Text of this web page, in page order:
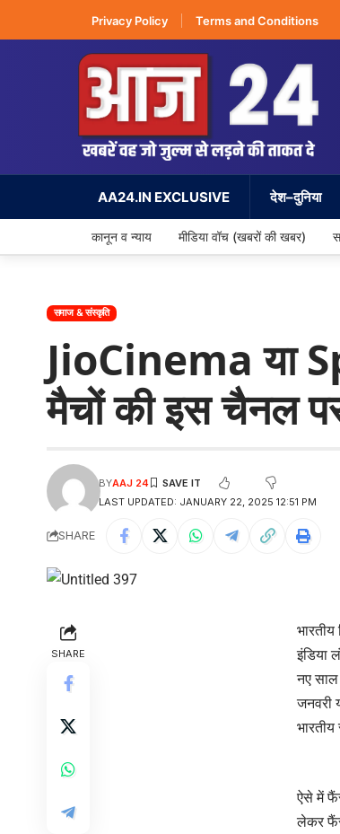
Privacy Policy Terms and Conditions
AA24.IN EXCLUSIVE देश–दुनिया
कानून व न्याय मीडिया वॉच (खबरों की खबर)
समाज & संस्कृति
JioCinema या
मैचों की इस चैनल पर
LAST UPDATED: JANUARY 22, 2025 12:51 PM
BYAAJ 24
SHARE
SHARE
इंडिया
नए
जनवरी
ऐसे में
लेकर